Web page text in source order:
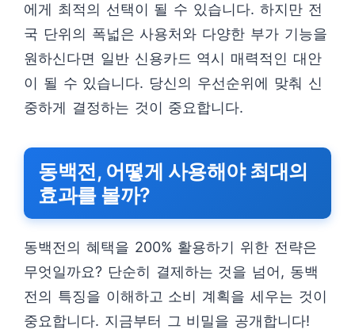
에게 최적의 선택이 될 수 있습니다. 하지만 전
국 단위의 폭넓은 사용처와 다양한 부가 기능을
원하신다면 일반 신용카드 역시 매력적인 대안
이 될 수 있습니다. 당신의 우선순위에 맞춰 신
중하게 결정하는 것이 중요합니다.
동백전, 어떻게 사용해야 최대의
효과를 볼까?
동백전의 혜택을 200% 활용하기 위한 전략은
무엇일까요? 단순히 결제하는 것을 넘어, 동백
전의 특징을 이해하고 소비 계획을 세우는 것이
중요합니다. 지금부터 그 비밀을 공개합니다!